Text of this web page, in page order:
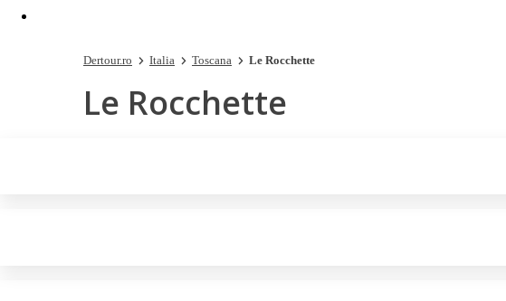
Dertour.ro Italia Toscana Le Rocchette
Le Rocchette